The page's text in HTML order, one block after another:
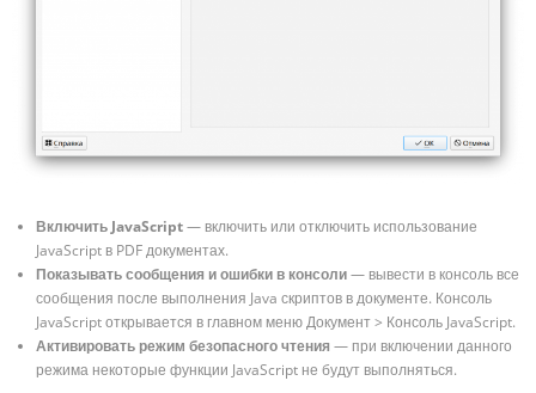
Включить JavaScript— включить или отключить использование
JavaScript в PDF документах.
Показывать сообщения и ошибки в консоли— вывести в консоль все
сообщения после выполнения Java скриптов в документе. Консоль
JavaScript открывается в главном меню Документ > Консоль JavaScript.
Активировать режим безопасного чтения — при включении данного
режима некоторые функции JavaScript не будут выполняться.